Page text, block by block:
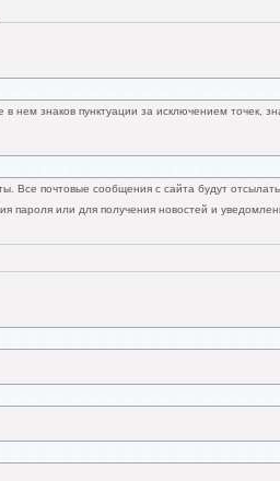
нем знаков пунктуации за исключением точек,
Все почтовые сообщения с сайта будут
пароля или для получения новостей и